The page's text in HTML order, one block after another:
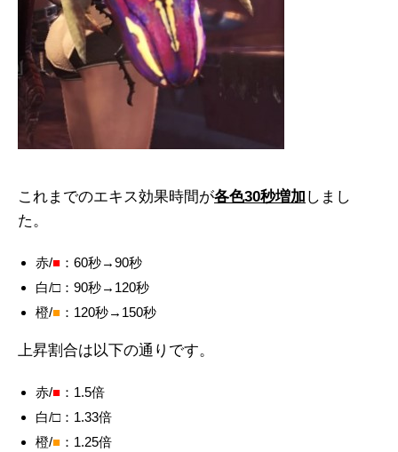
これまでのエキス効果時間が各色30秒増加 しまし
た。
赤/■ ：60秒→90秒
白/□：90秒→120秒
橙/■ ：120秒→150秒
上昇割合は以下の通りです。
赤/■ ：1.5倍
白/□：1.33倍
橙/■ ：1.25倍